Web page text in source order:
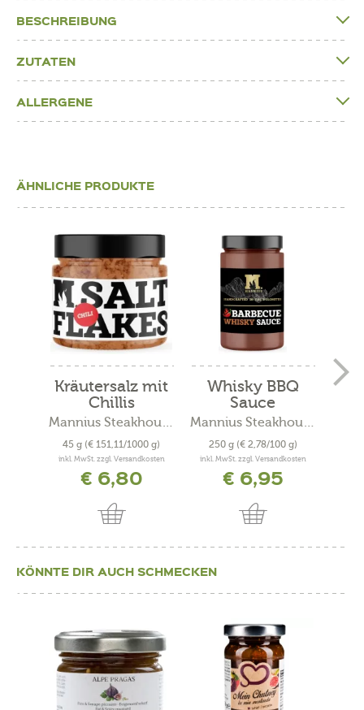
BESCHREIBUNG
ZUTATEN
ALLERGENE
ÄHNLICHE PRODUKTE
Kräutersalz mit
Chillis
Mannius Steakhouse
45 g (€ 151,11/1000 g)
inkl. MwSt. zzgl. Versandkosten
€ 6,80
Whisky BBQ
Sauce
Mannius Steakhouse
250 g (€ 2,78/100 g)
inkl. MwSt. zzgl. Versandkosten
€ 6,95
KÖNNTE DIR AUCH SCHMECKEN